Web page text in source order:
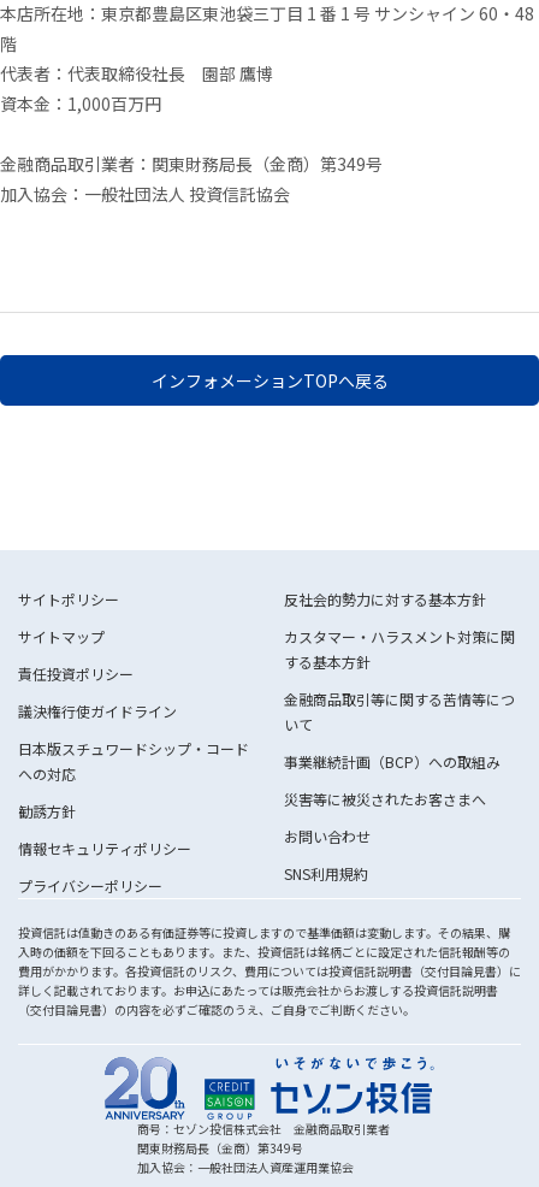
本店所在地：東京都豊島区東池袋三丁目 1 番 1 号 サンシャイン 60 ・ 48
階
代表者：代表取締役社長 園部 鷹博
資本金： 1,000百万円
金融商品取引業者：関東財務局長（金商）第349号
加入協会：一般社団法人 投資信託協会
インフォメーションTOPへ戻る
サイトポリシー
サイトマップ
責任投資ポリシー
議決権行使ガイドライン
日本版スチュワードシップ・コード
への対応
勧誘方針
情報セキュリティポリシー
プライバシーポリシー
反社会的勢力に対する基本方針
カスタマー・ハラスメント対策に関
する基本方針
金融商品取引等に関する苦情等につ
いて
事業継続計画（BCP）への取組み
災害等に被災されたお客さまへ
お問い合わせ
SNS利用規約
投資信託は値動きのある有価証券等に投資しますので基準価額は変動します。その結果、購
入時の価額を下回ることもあります。また、投資信託は銘柄ごとに設定された信託報酬等の
費用がかかります。各投資信託のリスク、費用については投資信託説明書（交付目論見書）に
詳しく記載されております。お申込にあたっては販売会社からお渡しする投資信託説明書
（交付目論見書）の内容を必ずご確認のうえ、ご自身でご判断ください。
商号：セゾン投信株式会社 金融商品取引業者
関東財務局長（金商）第349号
加入協会：一般社団法人資産運用業協会